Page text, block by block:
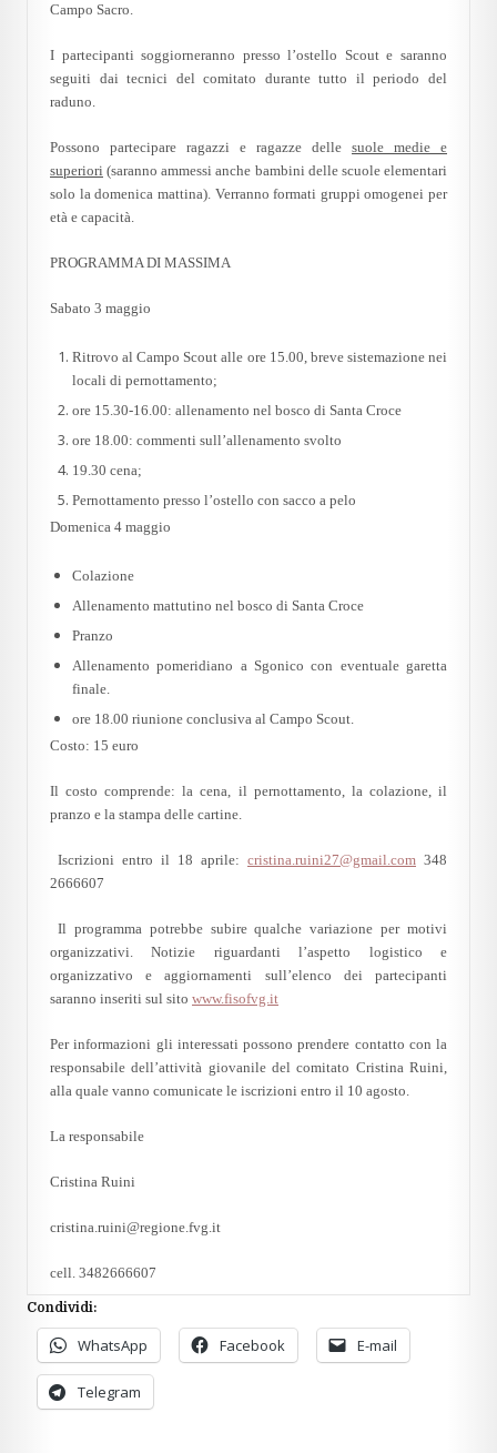
Campo Sacro.
I partecipanti soggiorneranno presso l’ostello Scout e saranno
seguiti dai tecnici del comitato durante tutto il periodo del
raduno.
Possono partecipare ragazzi e ragazze delle suole medie e
superiori (saranno ammessi anche bambini delle scuole elementari
solo la domenica mattina). Verranno formati gruppi omogenei per
età e capacità.
PROGRAMMA DI MASSIMA
Sabato 3 maggio
Ritrovo al Campo Scout alle ore 15.00, breve sistemazione nei
locali di pernottamento;
ore 15.30-16.00: allenamento nel bosco di Santa Croce
ore 18.00: commenti sull’allenamento svolto
19.30 cena;
Pernottamento presso l’ostello con sacco a pelo
Domenica 4 maggio
Colazione
Allenamento mattutino nel bosco di Santa Croce
Pranzo
Allenamento pomeridiano a Sgonico con eventuale garetta
finale.
ore 18.00 riunione conclusiva al Campo Scout.
Costo: 15 euro
Il costo comprende: la cena, il pernottamento, la colazione, il
pranzo e la stampa delle cartine.
Iscrizioni entro il 18 aprile: cristina.ruini27@gmail.com 348
2666607
Il programma potrebbe subire qualche variazione per motivi
organizzativi. Notizie riguardanti l’aspetto logistico e
organizzativo e aggiornamenti sull’elenco dei partecipanti
saranno inseriti sul sito www.fisofvg.it
Per informazioni gli interessati possono prendere contatto con la
responsabile dell’attività giovanile del comitato Cristina Ruini,
alla quale vanno comunicate le iscrizioni entro il 10 agosto.
La responsabile
Cristina Ruini
cristina.ruini@regione.fvg.it
cell. 3482666607
Condividi:
WhatsApp Facebook E-mail
Telegram